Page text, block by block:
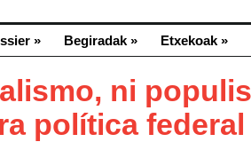
» Begiradak » Etxekoak »
ni
política federal